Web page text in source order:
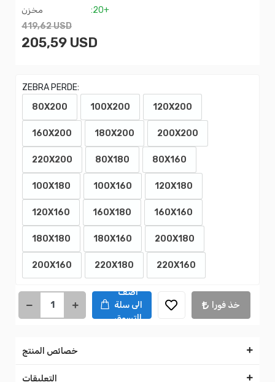
مخزن
:20+
419,62 USD
205,59 USD
ZEBRA PERDE:
80X200
100X200 120X200
160X200 180X200 200X200
220X200 80X180 80X160
100X180 100X160 120X180
120X160 160X180 160X160
180X180 180X160 200X180
200X160 220X180 220X160
اضف
الى سلة
التسوق
خذ فورا
خصائص المنتج
التعليقات